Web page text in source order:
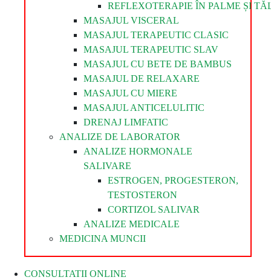
REFLEXOTERAPIE ÎN PALME ȘI
MASAJUL VISCERAL
MASAJUL TERAPEUTIC CLASIC
MASAJUL TERAPEUTIC SLAV
MASAJUL CU BETE DE BAMBUS
MASAJUL DE RELAXARE
MASAJUL CU MIERE
MASAJUL ANTICELULITIC
DRENAJ LIMFATIC
ANALIZE DE LABORATOR
ANALIZE HORMONALE
SALIVARE
ESTROGEN, PROGESTERON,
TESTOSTERON
CORTIZOL SALIVAR
ANALIZE MEDICALE
MEDICINA MUNCII
CONSULTATII ONLINE